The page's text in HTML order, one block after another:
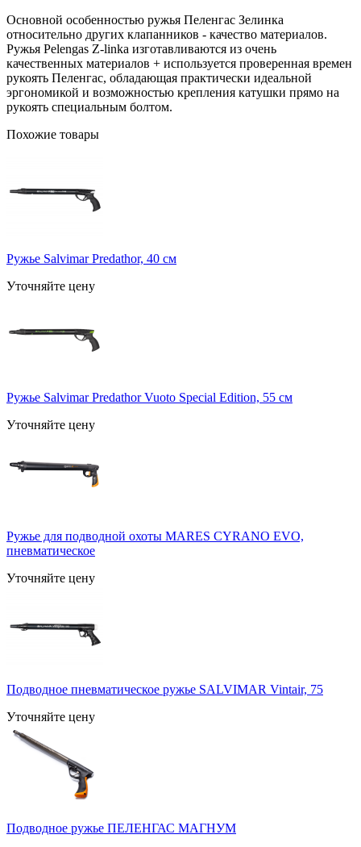
Основной особенностью ружья Пеленгас Зелинка
относительно других клапанников - качество материалов.
Ружья Pelengas Z-linka изготавливаются из очень
качественных материалов + используется проверенная времен
рукоять Пеленгас, обладающая практически идеальной
эргономикой и возможностью крепления катушки прямо на
рукоять специальным болтом.
Похожие товары
Ружье Salvimar Predathor, 40 см
Уточняйте цену
Ружье Salvimar Predathor Vuoto Special Edition, 55 см
Уточняйте цену
Ружье для подводной охоты MARES CYRANO EVO,
пневматическое
Уточняйте цену
Подводное пневматическое ружье SALVIMAR Vintair, 75
Уточняйте цену
Подводное ружье ПЕЛЕНГАС МАГНУМ